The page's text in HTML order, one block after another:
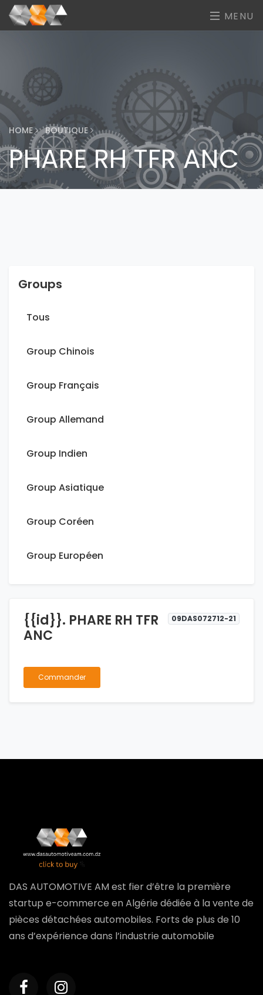
MENU
HOME BOUTIQUE
PHARE RH TFR ANC
Groups
Tous
Group Chinois
Group Français
Group Allemand
Group Indien
Group Asiatique
Group Coréen
Group Européen
{{id}}. PHARE RH TFR
ANC
09DAS072712-21
Commander
DAS AUTOMOTIVE AM est fier d’être la première
startup e-commerce en Algérie dédiée à la vente de
pièces détachées automobiles. Forts de plus de 10
ans d’expérience dans l’industrie automobile